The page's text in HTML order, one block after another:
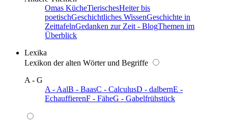
Omas KücheTierischesHeiter bis
poetischGeschichtliches WissenGeschichte in
ZeittafelnGedanken zur Zeit - BlogThemen im
Überblick
Lexika
Lexikon der alten Wörter und Begriffe
A - G
A - AalB - BaasC - CalculusD - dalbernE -
EchauffierenF - FäheG - Gabelfrühstück